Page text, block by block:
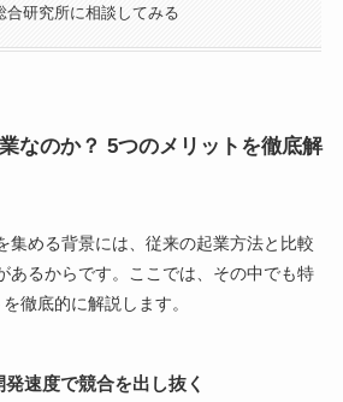
合研究所に相談してみる
なのか？ 5つのメリットを徹底解
集める背景には、従来の起業方法と比較
あるからです。ここでは、その中でも特
徹底的に解説します。
速度で競合を出し抜く